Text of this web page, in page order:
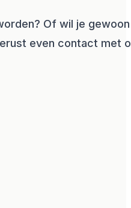
Of wil je
even contact met